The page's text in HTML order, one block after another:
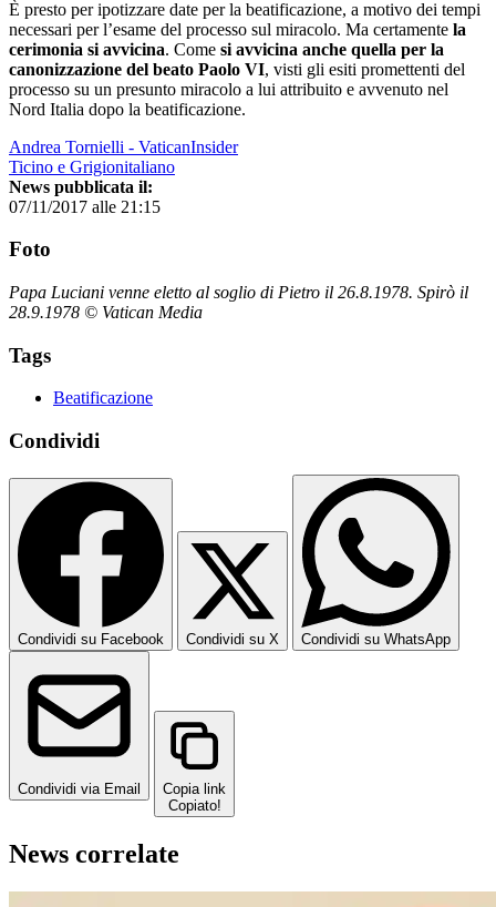
È presto per ipotizzare date per la beatificazione, a motivo dei tempi
necessari per l’esame del processo sul miracolo. Ma certamente la
cerimonia si avvicina. Come si avvicina anche quella per la
canonizzazione del beato Paolo VI, visti gli esiti promettenti del
processo su un presunto miracolo a lui attribuito e avvenuto nel
Nord Italia dopo la beatificazione.
Andrea Tornielli - VaticanInsider
Ticino e Grigionitaliano
News pubblicata il:
07/11/2017 alle 21:15
Foto
Papa Luciani venne eletto al soglio di Pietro il 26.8.1978. Spirò il
28.9.1978 © Vatican Media
Tags
Beatificazione
Condividi
Condividi su Facebook Condividi su X Condividi su WhatsApp
Condividi via Email
Copia link
Copiato!
News correlate